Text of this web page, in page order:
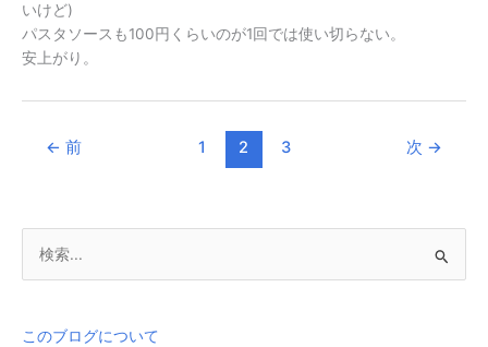
いけど)
パスタソースも100円くらいのが1回では使い切らない。
安上がり。
← 前 1 2 3 次 →
象
このブログについて